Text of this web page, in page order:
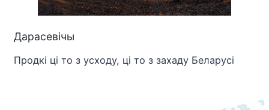
Дарасевічы
Продкі ці то з усходу, ці то з захаду Беларусі